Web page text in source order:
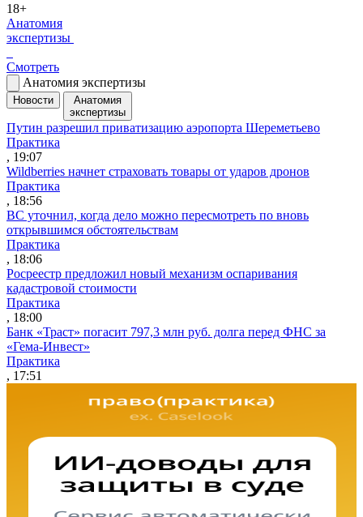
18+
Анатомия
экспертизы
Смотреть
Анатомия экспертизы
Новости
Анатомия
экспертизы
Путин разрешил приватизацию аэропорта Шереметьево
Практика
, 19:07
Wildberries начнет страховать товары от ударов дронов
Практика
, 18:56
ВС уточнил, когда дело можно пересмотреть по вновь
открывшимся обстоятельствам
Практика
, 18:06
Росреестр предложил новый механизм оспаривания
кадастровой стоимости
Практика
, 18:00
Банк «Траст» погасит 797,3 млн руб. долга перед ФНС за
«Гема-Инвест»
Практика
, 17:51